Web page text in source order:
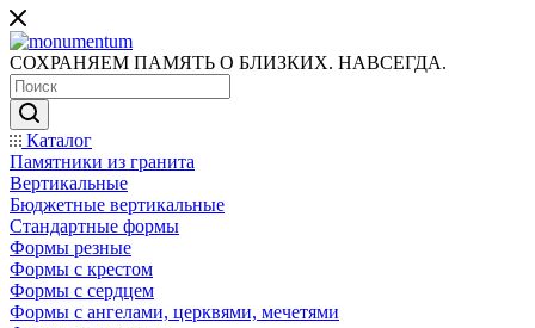
СОХРАНЯЕМ ПАМЯТЬ О БЛИЗКИХ. НАВСЕГДА.
Каталог
Памятники из гранита
Вертикальные
Бюджетные вертикальные
Стандартные формы
Формы резные
Формы с крестом
Формы с сердцем
Формы с ангелами, церквями, мечетями